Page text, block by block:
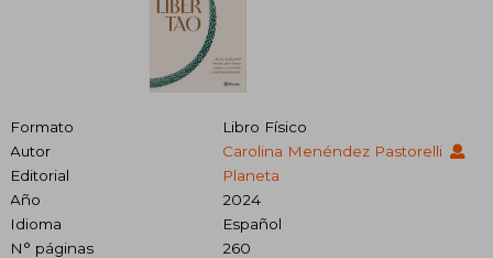
Formato
Libro Físico
Autor
Carolina Menéndez Pastorelli
Editorial
Planeta
Año
2024
Idioma
Español
N° páginas
260